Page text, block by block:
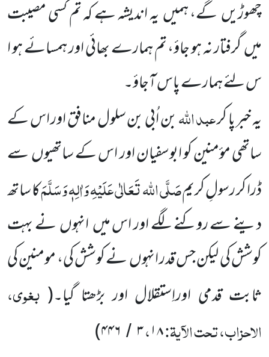
چھوڑیں گے، ہمیں یہ اندیشہ ہے کہ تم کسی مصیبت
میں گرفتار نہ ہو جاؤ، تم ہمارے بھائی اور ہمسائے ہو ا
س لئے ہمارے پاس آجاؤ۔
یہ خبر پا کرعبد اللہبن اُبی بن سلول منافق اور اس کے
ساتھی مؤمنین کو ابوسفیان اور اس کے ساتھیوں سے
ڈرا کر رسولِ کریمصَلَّی اللہ تَعَالٰی عَلَیْہِ وَاٰلِہٖ وَسَلَّمَکا ساتھ
دینے سے روکنے لگے اور اس میں انہوں نے بہت
کوشش کی لیکن جس قدر انہوں نے کوشش کی، مومنین کی
ثابت قدمی اوراِستقلال اور بڑھتا گیا۔( بغوی،
الاحزاب، تحت الآیۃ:۱۸،۳ / ۴۴۶)